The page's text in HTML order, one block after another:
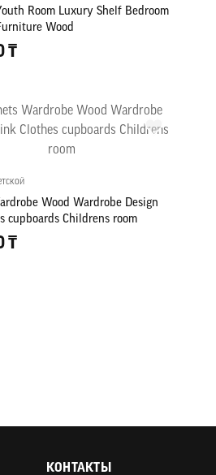
Room Luxury Shelf Bedroom
Wood
₸
Wood Wardrobe Design
cupboards Childrens room
₸
КОНТАКТЫ